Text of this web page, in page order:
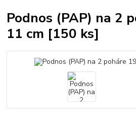
Podnos (PAP) na 2
11 cm [150 ks]